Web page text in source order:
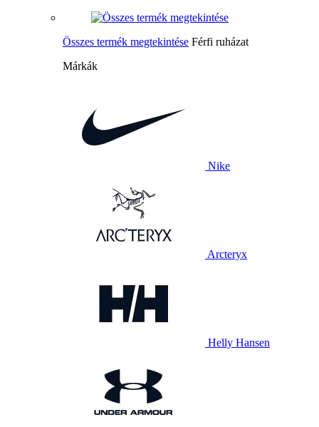
Összes termék megtekintése Férfi ruházat
Márkák
Nike
Arcteryx
Helly Hansen